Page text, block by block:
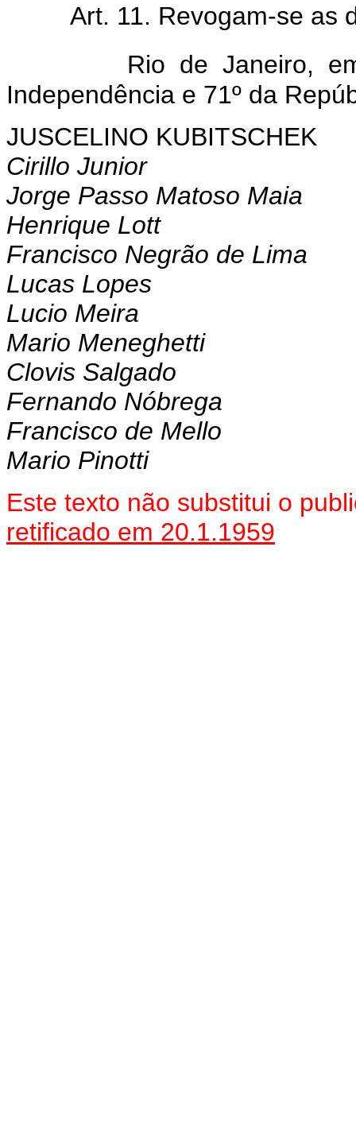
Art. 11. Revogam-se as
Rio de Janeiro,
Independência e 71º da
JUSCELINO KUBITSCHEK
Cirillo Junior
Jorge Passo Matoso Maia
Henrique Lott
Francisco Negrão de Lima
Lucas Lopes
Lucio Meira
Mario Meneghetti
Clovis Salgado
Fernando Nóbrega
Francisco de Mello
Mario Pinotti
Este texto não substitui o
retificado em 20.1.1959